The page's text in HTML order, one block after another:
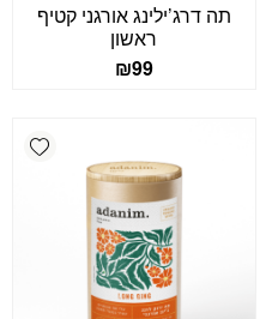
תה דרג’ילינג אורגני קטיף
ראשון
₪99